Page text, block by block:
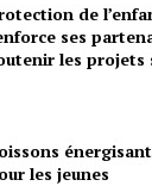
de
ses
les projets
les jeunes